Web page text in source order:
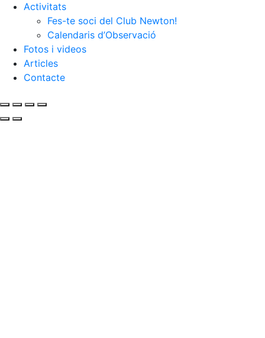
Activitats
Fes-te soci del Club Newton!
Calendaris d’Observació
Fotos i videos
Articles
Contacte